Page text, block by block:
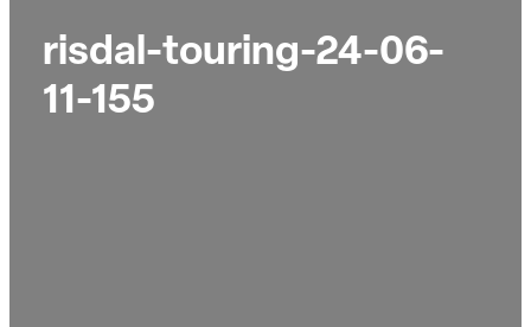
risdal-touring-24-06-
11-155